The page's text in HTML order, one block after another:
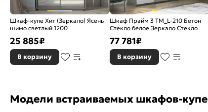
Шкаф-купе Хит (Зеркало) Ясень
шимо светлый 1200
25 885₽
В корзину
Шкаф Прайм 3 TM_L-210 Бетон
Стекло белое Зеркало Стекло
77 781₽
В корзину
Модели встраиваемых шкафов-купе